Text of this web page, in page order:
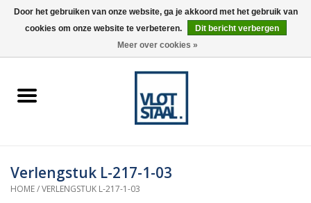
0 Artikelen - €0,00
spanners
Verlengstuk L-217-1-03
HOME/VERLENGSTUK L-217-1-03
Door het gebruiken van onze website, ga je akkoord met het gebruik van
cookies om onze website te verbeteren.
Dit bericht verbergen
Meer over cookies »